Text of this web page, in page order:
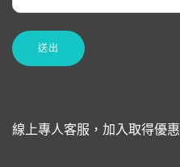
線上專人客服，加入取得優惠